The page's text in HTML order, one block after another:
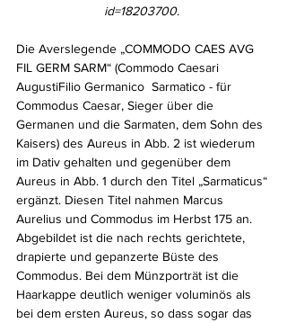
id=18203700.
Die Averslegende „COMMODO CAES AVG
FIL GERM SARM“ (Commodo Caesari
AugustiFilio Germanico  Sarmatico - für
Commodus Caesar, Sieger über die
Germanen und die Sarmaten, dem Sohn des
Kaisers) des Aureus in Abb. 2 ist wiederum
im Dativ gehalten und gegenüber dem
Aureus in Abb. 1 durch den Titel „Sarmaticus“
ergänzt. Diesen Titel nahmen Marcus
Aurelius und Commodus im Herbst 175 an.
Abgebildet ist die nach rechts gerichtete,
drapierte und gepanzerte Büste des
Commodus. Bei dem Münzporträt ist die
Haarkappe deutlich weniger voluminös als
bei dem ersten Aureus, so dass sogar das